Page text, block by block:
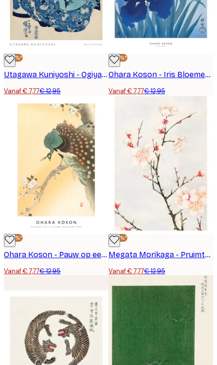
-40%*
Utagawa Kuniyoshi - Ogiya uchi Hanaogi Poster
Vanaf € 7,77€ 12,95
-40%*
Ohara Koson - Iris Bloemen Poster
Vanaf € 7,77€ 12,95
-40%*
Ohara Koson - Pauw op een Kersenbloesemboom Poster
Vanaf € 7,77€ 12,95
-40%*
Megata Morikaga - Pruimtakken met Bloesems Poster
Vanaf € 7,77€ 12,95